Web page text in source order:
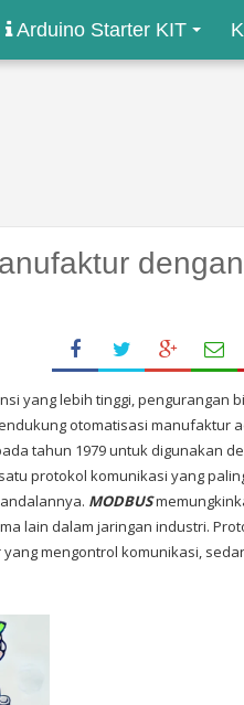
Arduino Starter KIT
dengan
yang lebih tinggi, pengurangan
otomatisasi manufaktur
tahun 1979 untuk digunakan
protokol komunikasi yang
MODBUS
lain dalam jaringan industri.
mengontrol komunikasi,